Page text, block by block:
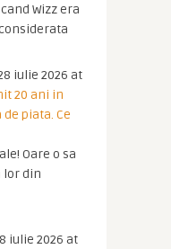
Wizz era
iulie 2026 at
20 ani in
piata. Ce
Oare o sa
lor din
iulie 2026 at